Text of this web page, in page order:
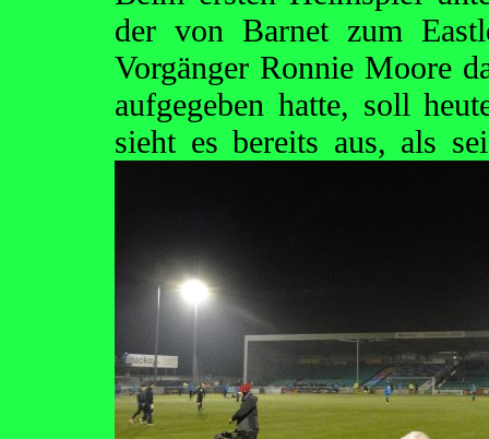
der von Barnet zum
Vorgänger Ronnie Moore
aufgegeben hatte, soll
sieht es bereits aus, als